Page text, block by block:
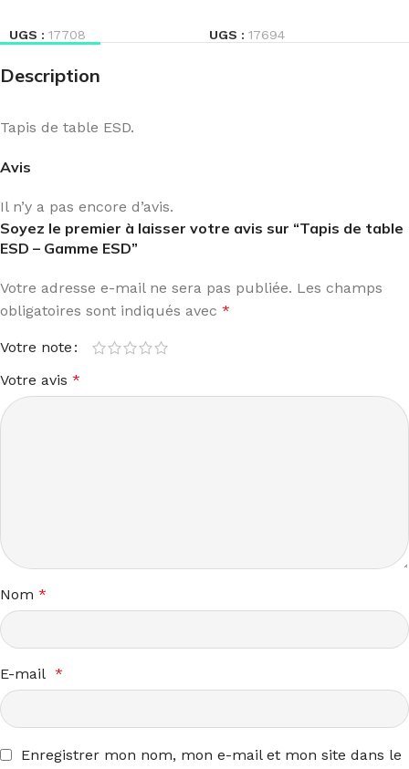
UGS : 17708 UGS : 17694
Description
Tapis de table ESD.
Avis
Il n’y a pas encore d’avis.
Soyez le premier à laisser votre avis sur “Tapis de table
ESD – Gamme ESD”
Votre adresse e-mail ne sera pas publiée. Les champs
obligatoires sont indiqués avec *
Votre note
Votre avis *
Nom *
E-mail *
Enregistrer mon nom, mon e-mail et mon site dans le